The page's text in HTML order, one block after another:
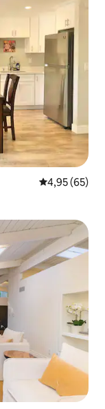
Gemiddelde
4,95 (65)